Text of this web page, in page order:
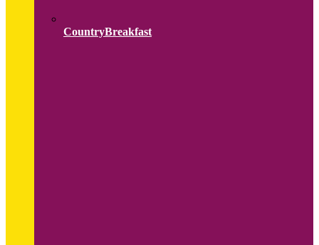
CountryBreakfast